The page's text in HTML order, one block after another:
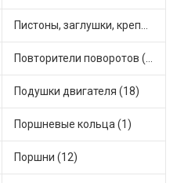
Пистоны, заглушки, крепежные элементы (6)
Повторители поворотов (9)
Подушки двигателя (18)
Поршневые кольца (1)
Поршни (12)